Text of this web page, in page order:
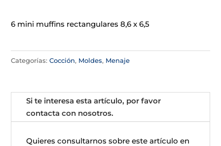
6 mini muffins rectangulares 8,6 x 6,5
Categorías:Cocción, Moldes, Menaje
Si te interesa esta artículo, por favor
contacta con nosotros.
Quieres consultarnos sobre este artículo en